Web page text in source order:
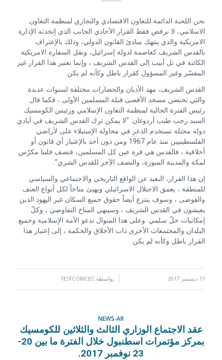
نحن اللجنة الدائمة للتعاون الاقتصادي والتجاري لمنظمة التعاون
الاسلامي، لا نرفض فقط القرار الأحادي الجانب الذي إتخذته الإدارة
الامريكية والذي ينتهك مبادئ القانون الدولي، وذلك بالإعتراف
بالقدس الشريف كعاصمة لدولة إسرائيل، ونقل السفارة الامريكية
الكائنة في تل أبيب إلى القدس الشريف ، وإنما نعتبر هذا القرار غير
المفسّر وغير المسؤول كقرار باطل وكأنه لم يكن.
القدس الشريف، مهد الأديان والحضارات مختلفة لسنوات عديدة
والتي تحتضن مسجد الأقصى قبلة المسلمين الأولى ، فكما قال
رئيس الفترة الحالية لمنظمة التعاون الإسلامي ورئيس الكومسيك
السيد رجب طيب أردوغان: “لا يمكن ترك القدس الشريف في أيادي
دولة محتلة تستخدم الذعر في محاولة الإستيلاء على لأراضي
الفلسطينيين منذ عام 1967 ومن دون أخذ بالإعتبار أي قانون أو
أخلاقية ، فالقدس هي قرة عين كل المسلمين، فنصف قلبنا مكرّس
لمكة والمدينة المنورة، والنصف الآخر للقدس الشري”.
إن هذا القرار، البعيد عن الواقع التاريخي والاجتماعي والسياسي
للمنطقة ، يعمق الاحتلال الاسرائيلي ويهيئ مناخاً لكل أنواع العنف
والفوضى ، وسوف ينتزع أيضاً حقوق جميع السكان غير اليهود الذين
يعيشون في القدس الشريف ، وسينهي المناخ التفاوضي ، وكلّ
إمكانيات حلّ سلمي. وعلى هذا المنوال ندعو الأمة الإسلامية وجميع
البلدان والمجتمعات الأخرى ذات الأخلاق والحكمة ، إلى إعتبار هذا
القرار باطل وكأنه لم يكن.
11 ديسمبر 2017 بواسطةTESTCOMCEC
NEWS-AR
عقد الاجتماع الوزاري الثالث والثلاثين للكومسيك
بمركز مؤتمرات اسطنبول خلال الفترة ما بين 20-
23 نوفمبر 2017.